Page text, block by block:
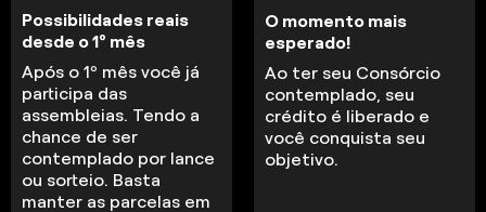
Possibilidades reais
desde o 1º mês
Após o 1º mês você já
participa das
assembleias. Tendo a
chance de ser
contemplado por lance
ou sorteio. Basta
manter as parcelas em
O momento mais
esperado!
Ao ter seu Consórcio
contemplado, seu
crédito é liberado e
você conquista seu
objetivo.